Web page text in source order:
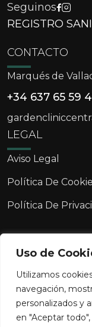
Uso de
Utilizamos
navegación,
personalizados y
en "Aceptar
Seguinos
REGISTRO
LEGAL
Aviso Legal
Política De
Política De
CONTACTO
Marqués de
+34 637 65 59
Copyright ©
derechos